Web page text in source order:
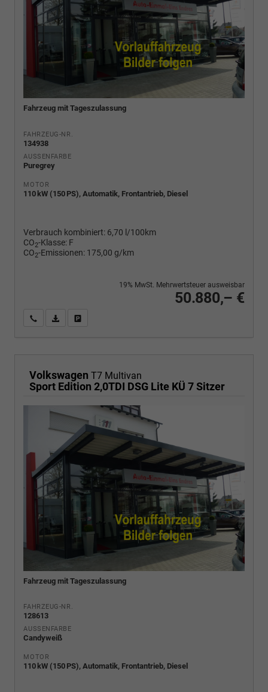
Fahrzeug mit Tageszulassung
FAHRZEUG-NR.
134938
AUSSENFARBE
Puregrey
MOTOR
110 kW (150 PS), Automatik, Frontantrieb, Diesel
Verbrauch kombiniert: 6,70 l/100km
CO2-Klasse: F
CO2-Emissionen: 175,00 g/km
50.880,– €
19% MwSt. Mehrwertsteuer ausweisbar
Wir rufen Sie anPDF-Fahrzeugexposé drucken
Volkswagen T7 Multivan
Sport Edition 2,0TDI DSG Lite KÜ 7 Sitzer
Fahrzeug mit Tageszulassung
FAHRZEUG-NR.
128613
AUSSENFARBE
Candyweiß
MOTOR
110 kW (150 PS), Automatik, Frontantrieb, Diesel